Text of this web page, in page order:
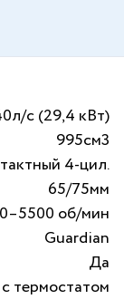
с (29,4 кВт)
995см3
4-цил.
65/75мм
об/мин
Guardian
Да
термостатом